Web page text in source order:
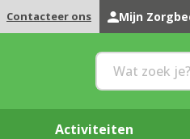
Contacteer ons Mijn
Activiteiten